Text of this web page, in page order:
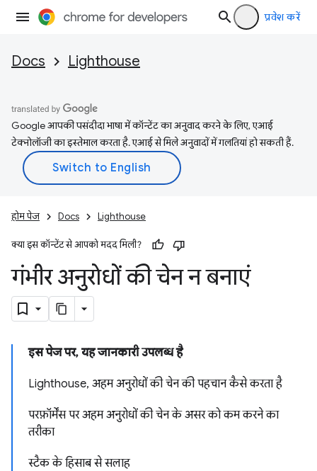
प्रवेश करें
Docs Lighthouse
Google आपकी पसंदीदा भाषा में कॉन्टेंट का अनुवाद करने के लिए, एआई
टेक्नोलॉजी का इस्तेमाल करता है. एआई से मिले अनुवादों में गलतियां हो सकती हैं.
होम पेज Docs Lighthouse
क्या इस कॉन्टेंट से आपको मदद मिली?
गंभीर अनुरोधों की चेन न बनाएं
इस पेज पर, यह जानकारी उपलब्ध है
Lighthouse, अहम अनुरोधों की चेन की पहचान कैसे करता है
परफ़ॉर्मेंस पर अहम अनुरोधों की चेन के असर को कम करने का
तरीका
स्टैक के हिसाब से सलाह